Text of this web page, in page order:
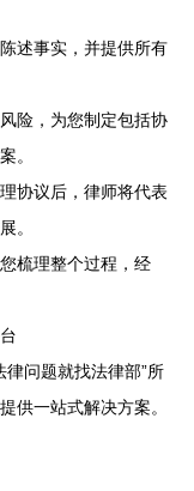
述事实，并提供所有
险，为您制定包括协
。
协议后，律师将代表
。
梳理整个过程，经
问题就找法律部”所
供一站式解决方案。